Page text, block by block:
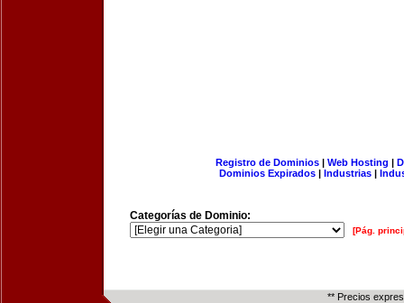
Registro de Dominios| Web Hosting |
Dominios Expirados | Industrias |
Categorías de Dominio:
[Pág.
** Precios